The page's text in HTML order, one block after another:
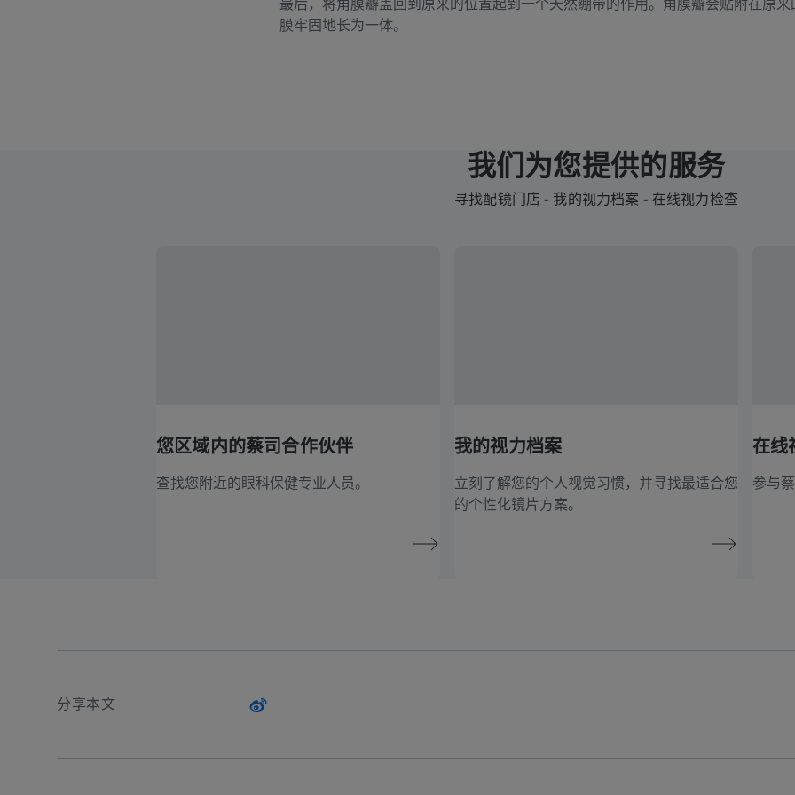
最后，将角膜瓣盖回到原来的位置起到一个天然绷带的作用。角膜瓣会贴附在原
膜牢固地长为一体。
我们为您提供的服务
寻找配镜门店 - 我的视力档案 - 在线视力检查
您区域内的蔡司合作伙伴
查找您附近的眼科保健专业人员。
我的视力档案
立刻了解您的个人视觉习惯，并寻找最适合您
的个性化镜片方案。
在线
参与
分享本文